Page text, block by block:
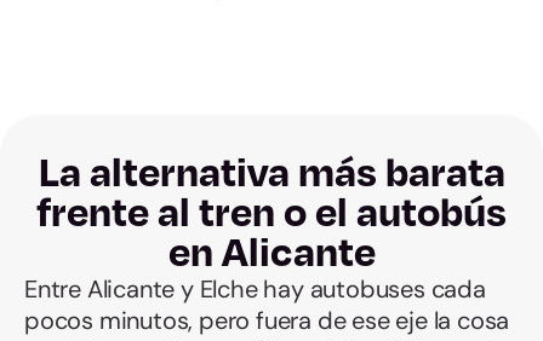
La alternativa más barata
frente al tren o el autobús
en Alicante
Entre Alicante y Elche hay autobuses cada
pocos minutos, pero fuera de ese eje la cosa